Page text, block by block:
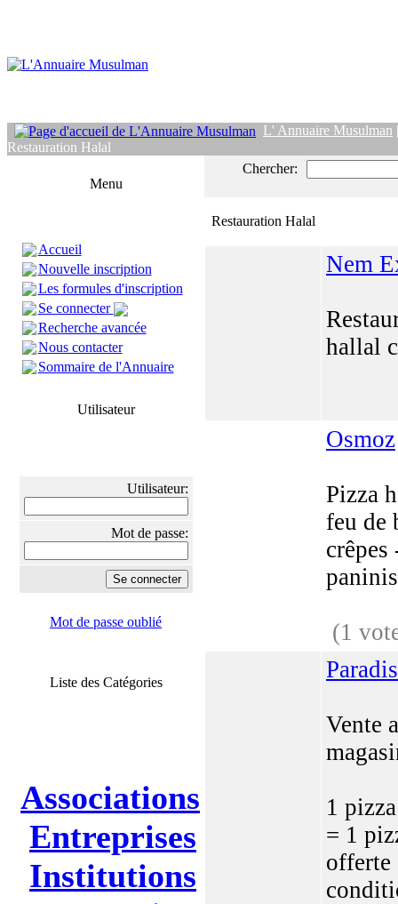
L' Annuaire Musulman
Restauration Halal
Menu
Accueil
Nouvelle inscription
Les formules d'inscription
Se connecter
Recherche avancée
Nous contacter
Sommaire de l'Annuaire
Utilisateur
Utilisateur:
Mot de passe:
Mot de passe oublié
Liste des Catégories
Associations
Entreprises
Institutions
Chercher:
Restauration Halal
Nem
hallal
Osmoz
Pizza
feu de
crêpes
(1
Vente
1
= 1